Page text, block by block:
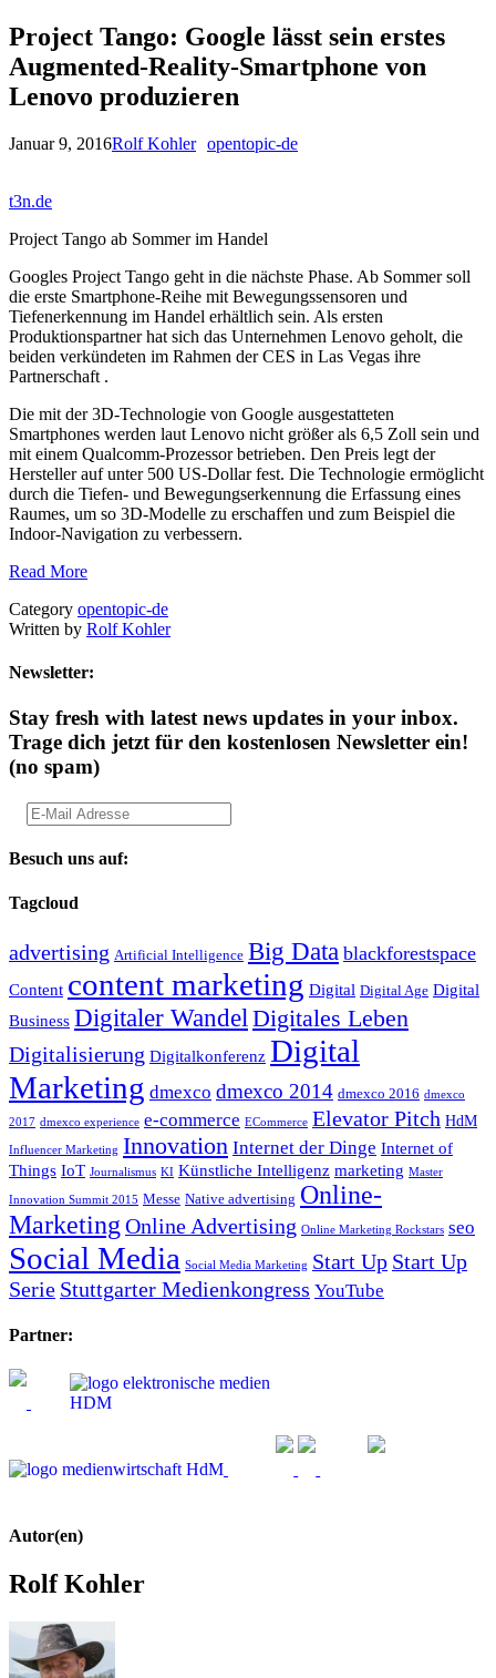
Project Tango: Google lässt sein erstes
Augmented-Reality-Smartphone von
Lenovo produzieren
Januar 9, 2016Rolf Kohler opentopic-de
t3n.de
Project Tango ab Sommer im Handel
Googles Project Tango geht in die nächste Phase. Ab Sommer soll
die erste Smartphone-Reihe mit Bewegungssensoren und
Tiefenerkennung im Handel erhältlich sein. Als ersten
Produktionspartner hat sich das Unternehmen Lenovo geholt, die
beiden verkündeten im Rahmen der CES in Las Vegas ihre
Partnerschaft .
Die mit der 3D-Technologie von Google ausgestatteten
Smartphones werden laut Lenovo nicht größer als 6,5 Zoll sein und
mit einem Qualcomm-Prozessor betrieben. Den Preis legt der
Hersteller auf unter 500 US-Dollar fest. Die Technologie ermöglicht
durch die Tiefen- und Bewegungserkennung die Erfassung eines
Raumes, um so 3D-Modelle zu erschaffen und zum Beispiel die
Indoor-Navigation zu verbessern.
Read More
Category opentopic-de
Written by Rolf Kohler
Newsletter:
Stay fresh with latest news updates in your inbox.
Trage dich jetzt für den kostenlosen Newsletter ein!
(no spam)
Besuch uns auf:
Tagcloud
advertising Artificial Intelligence Big Data blackforestspace
Content content marketing Digital Digital Age Digital
Business Digitaler Wandel Digitales Leben
Digitalisierung Digitalkonferenz Digital
Marketing dmexco dmexco 2014 dmexco 2016 dmexco
2017 dmexco experience e-commerce ECommerce Elevator Pitch HdM
Influencer Marketing Innovation Internet der Dinge Internet of
Things IoT Journalismus KI Künstliche Intelligenz marketing Master
Innovation Summit 2015 Messe Native advertising Online-
Marketing Online Advertising Online Marketing Rockstars seo
Social Media Social Media Marketing Start Up Start Up
Serie Stuttgarter Medienkongress YouTube
Partner:
Autor(en)
Rolf Kohler